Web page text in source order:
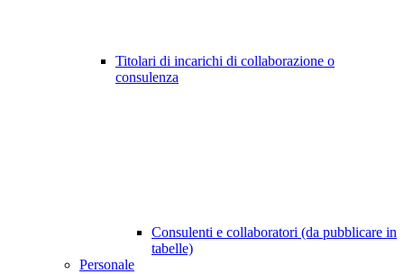
Titolari di incarichi di collaborazione o
consulenza
Consulenti e collaboratori (da pubblicare in
tabelle)
Personale